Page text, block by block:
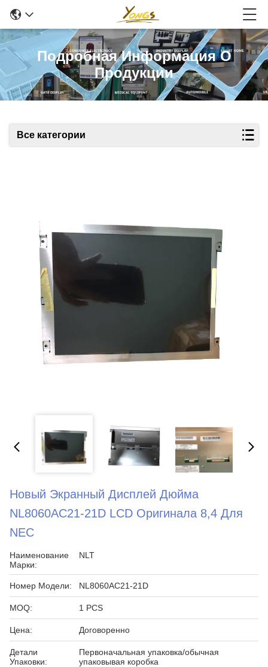
Подробная Информация О
Продукции
Все категории
Новый Экранный Дисплей Дюйма
NL8060AC21-21D LCD Оригинала 8,4 Для
NEC
Наименование
Марки:
NLT
Номер Модели: NL8060AC21-21D
MOQ: 1 PCS
Цена: Договоренно
Детали
Упаковки:
Первоначальная упаковка/обычная
упаковывая коробка